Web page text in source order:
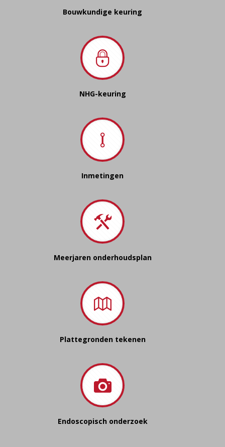
Bouwkundige keuring
NHG-keuring
Inmetingen
Meerjaren onderhoudsplan
Plattegronden tekenen
Endoscopisch onderzoek